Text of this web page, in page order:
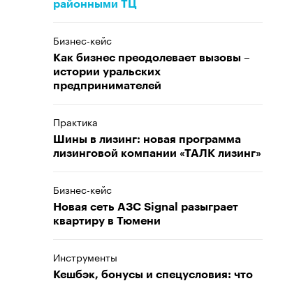
районными ТЦ
Бизнес-кейс
Как бизнес преодолевает вызовы –
истории уральских
предпринимателей
Практика
Шины в лизинг: новая программа
лизинговой компании «ТАЛК лизинг»
Бизнес-кейс
Новая сеть АЗС Signal разыграет
квартиру в Тюмени
Инструменты
Кешбэк, бонусы и спецусловия: что